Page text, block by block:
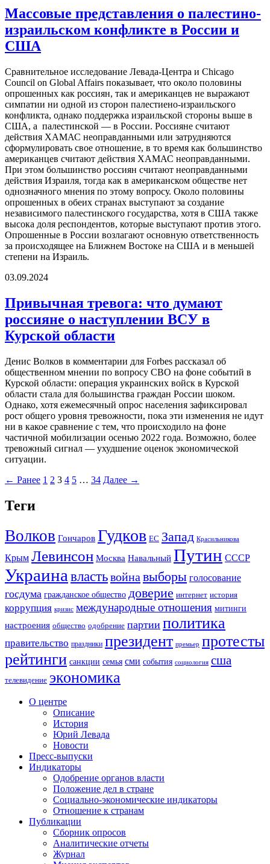
Массовые представления о палестино-
израильском конфликте в России и
США
Сравнительное исследование Левада-Центра и Chicago
Council on Global Affairs показывает, что около половины
опрошенных как россиян, так и американцев не выражают
симпатии ни одной из сторон палестиено-израильского
конфликта, однако поддержка израильской стороны выше в
США, а палестинской — в России. Россияне считают
действия ХАМАС неоправданными или затрудняются
сформулировать свое отношение, в то время как большинство
американцев считают действия ХАМАС неоправданными.
При этом большинство россиян считают неоправданными
действия Израиля, тогда как в американском обществе нет
однозначного мнения по этому вопросу. Около половины
опрошенных в обеих странах выступают за создание
независимого палестинского государства, хотя в США также
высока доля респондентов, которые выступают против этого.
Опрошенные в России возлагают основную ответственность
за происходящее на Ближнем Востоке на США и в меньшей
степени на Израиль.
03.09.2024
Привычная тревога: что думают
россияне о наступлении ВСУ в
Курской области
Денис Волков в комментарии для Forbes рассказал об
общественном мнении по вопросу СВО на фоне событий в
Курской области: операция украинских войск в Курской
области стала для большинства граждан России шоком.
Однако, хотя ежемесячный опрос населения зафиксировал
рост общего уровня тревожности, пока эти изменения не идут
ни в какое сравнение с тем, что происходило на фоне
частичной мобилизации осенью 2022 года. Возможно, более
тревожный сигнал — ухудшение оценок экономической
ситуации.
← Ранее 1 2 3 4 5 … 34 Далее →
Теги
Волков Гончаров Гудков ЕС Запад Красильникова
Крым Левинсон Москва Навальный Путин СССР
Украина властьвойна выборы голосование
госдума гражданское общество доверие интернет история
коррупция кризис международные отношения митинги
настроения общество одобрение партии политика
правительство праздники президент премьер протесты
рейтинги санкции семья сми события социология сша
телевидение экономика
О центре
Описание
История
Юрий Левада
Новости
Пресс-выпуски
Индикаторы
Одобрение органов власти
Положение дел в стране
Социально-экономические индикаторы
Отношение к странам
Публикации
Сборник опросов
Аналитические отчеты
Журнал